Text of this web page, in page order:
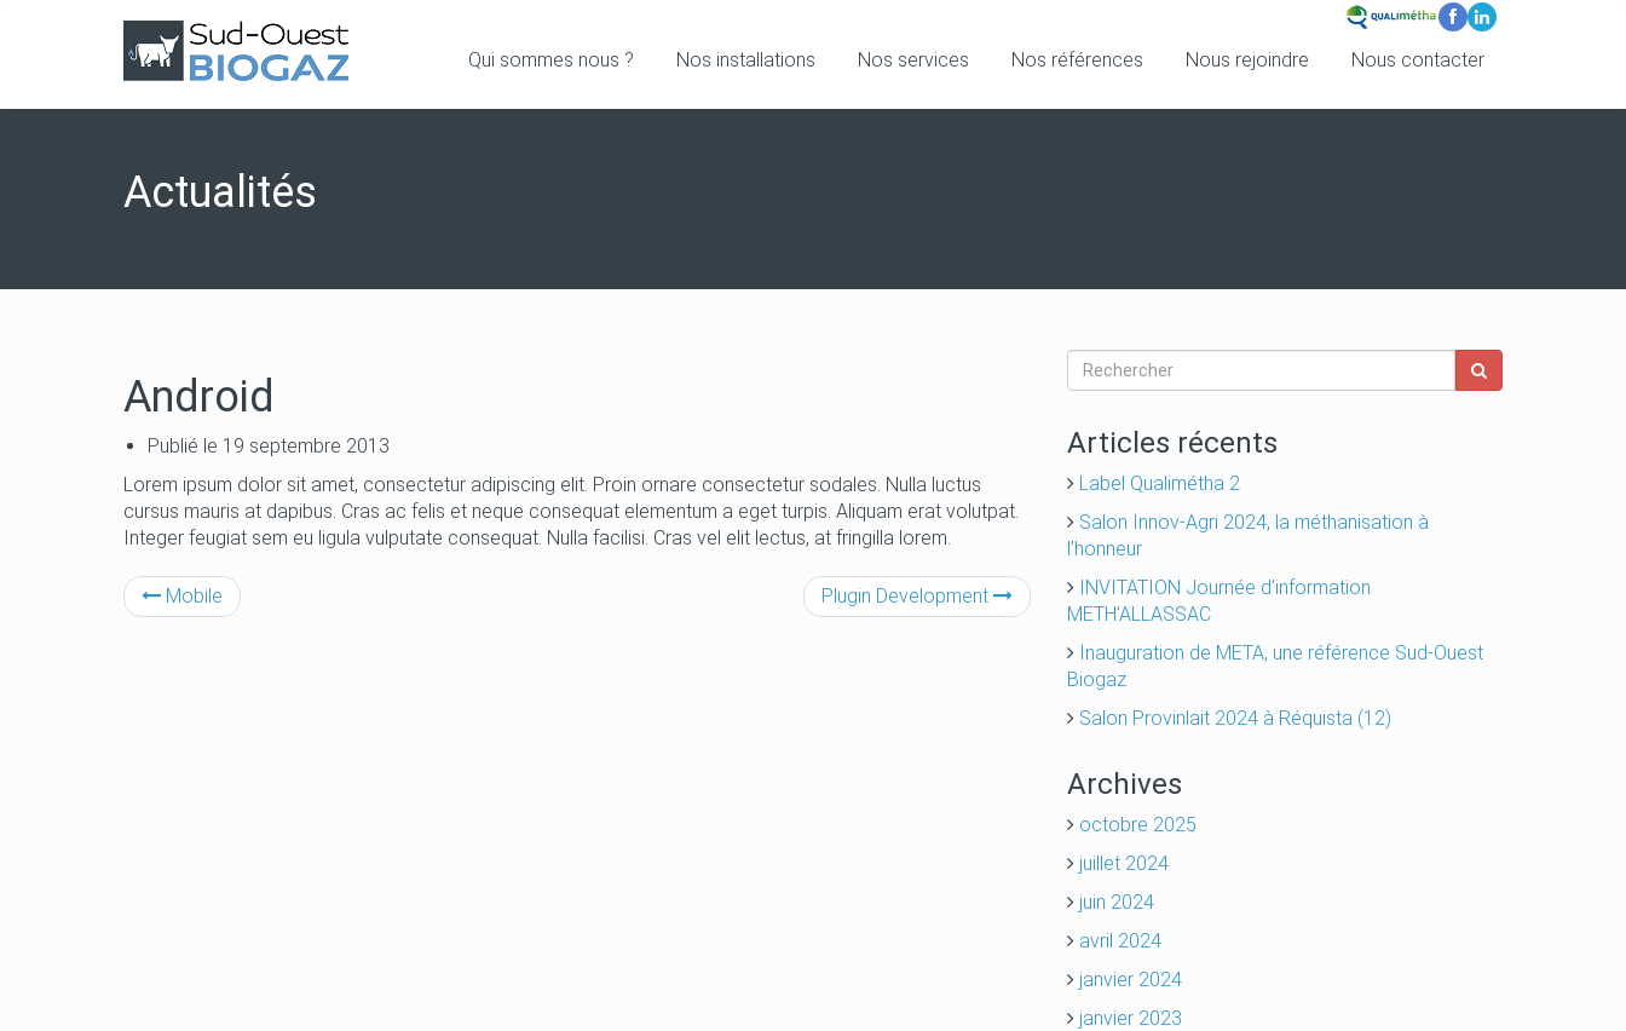
Qui sommes nous ? Nos installations Nos services Nos références Nous rejoindre Nous contacter
Actualités
Android
Publié le 19 septembre 2013
Lorem ipsum dolor sit amet, consectetur adipiscing elit. Proin ornare consectetur sodales. Nulla luctus
cursus mauris at dapibus. Cras ac felis et neque consequat elementum a eget turpis. Aliquam erat volutpat.
Integer feugiat sem eu ligula vulputate consequat. Nulla facilisi. Cras vel elit lectus, at fringilla lorem.
Mobile Plugin Development
Articles récents
Label Qualimétha 2
Salon Innov-Agri 2024, la méthanisation à
l’honneur
INVITATION Journée d’information
METH’ALLASSAC
Inauguration de META, une référence Sud-Ouest
Biogaz
Salon Provinlait 2024 à Réquista (12)
Archives
octobre 2025
juillet 2024
juin 2024
avril 2024
janvier 2024
janvier 2023